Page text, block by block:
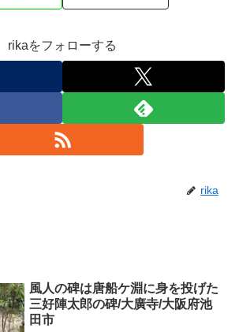
rikaをフォローする
rika
風人の碑は唐船ケ淵に身を投げた
三好陣太郎の碑/大廣寺/大阪府池
田市